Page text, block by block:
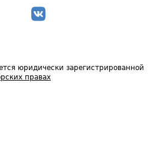
юридически зарегистрированной
правах